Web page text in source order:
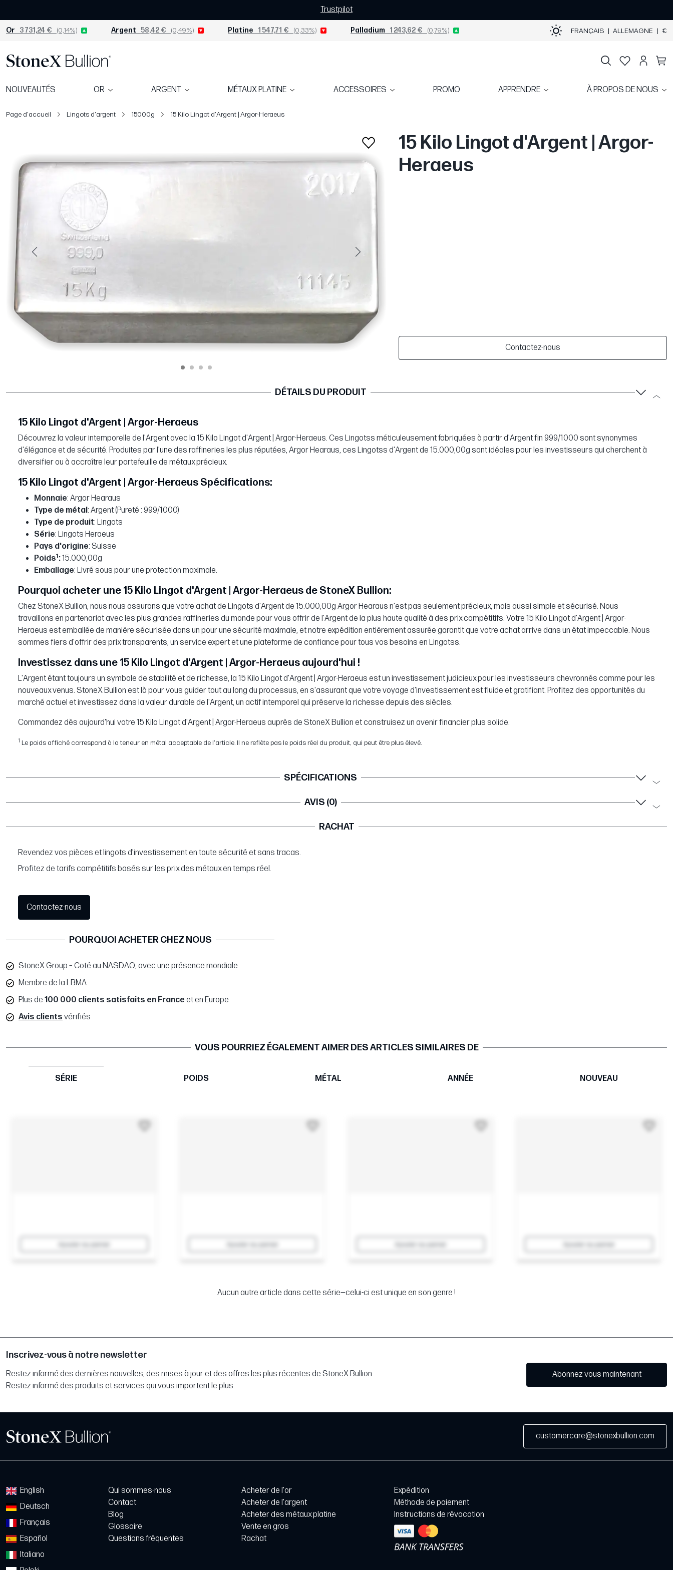
Trustpilot
Or 3 731,24 € (0,14%) Argent 58,42 € (0,49%) Platine 1 547,71 € (0,33%) Palladium 1 243,62 € (0,79%) FRANÇAIS | ALLEMAGNE | €
NOUVEAUTÉS OR ARGENT MÉTAUX PLATINE ACCESSOIRES PROMO APPRENDRE À PROPOS DE NOUS
Page d'accueil Lingots d'argent 15000g 15 Kilo Lingot d'Argent | Argor-Heraeus
Précédent Suivant
15 Kilo Lingot d'Argent | Argor-
Heraeus
Contactez-nous
DÉTAILS DU PRODUIT
15 Kilo Lingot d'Argent | Argor-Heraeus
Découvrez la valeur intemporelle de l'Argent avec la 15 Kilo Lingot d'Argent | Argor-Heraeus. Ces Lingotss méticuleusement fabriquées à partir d'Argent fin 999/1000 sont synonymes
d'élégance et de sécurité. Produites par l'une des raffineries les plus réputées, Argor Hearaus, ces Lingotss d'Argent de 15.000,00g sont idéales pour les investisseurs qui cherchent à
diversifier ou à accroître leur portefeuille de métaux précieux.
15 Kilo Lingot d'Argent | Argor-Heraeus Spécifications:
Monnaie: Argor Hearaus
Type de métal: Argent (Pureté : 999/1000)
Type de produit: Lingots
Série: Lingots Heraeus
Pays d'origine: Suisse
Poids1:15.000,00g
Emballage: Livré sous pour une protection maximale.
Pourquoi acheter une 15 Kilo Lingot d'Argent | Argor-Heraeus de StoneX Bullion:
Chez StoneX Bullion, nous nous assurons que votre achat de Lingots d'Argent de 15.000,00g Argor Hearaus n'est pas seulement précieux, mais aussi simple et sécurisé. Nous
travaillons en partenariat avec les plus grandes raffineries du monde pour vous offrir de l'Argent de la plus haute qualité à des prix compétitifs. Votre 15 Kilo Lingot d'Argent | Argor-
Heraeus est emballée de manière sécurisée dans un pour une sécurité maximale, et notre expédition entièrement assurée garantit que votre achat arrive dans un état impeccable. Nous
sommes fiers d'offrir des prix transparents, un service expert et une plateforme de confiance pour tous vos besoins en Lingotss.
Investissez dans une 15 Kilo Lingot d'Argent | Argor-Heraeus aujourd'hui !
L'Argent étant toujours un symbole de stabilité et de richesse, la 15 Kilo Lingot d'Argent | Argor-Heraeus est un investissement judicieux pour les investisseurs chevronnés comme pour les
nouveaux venus. StoneX Bullion est là pour vous guider tout au long du processus, en s'assurant que votre voyage d'investissement est fluide et gratifiant. Profitez des opportunités du
marché actuel et investissez dans la valeur durable de l'Argent, un actif intemporel qui préserve la richesse depuis des siècles.
Commandez dès aujourd'hui votre 15 Kilo Lingot d'Argent | Argor-Heraeus auprès de StoneX Bullion et construisez un avenir financier plus solide.
1 Le poids affiché correspond à la teneur en métal acceptable de l'article. Il ne reflète pas le poids réel du produit, qui peut être plus élevé.
SPÉCIFICATIONS
AVIS (0)
RACHAT
Revendez vos pièces et lingots d’investissement en toute sécurité et sans tracas.
Profitez de tarifs compétitifs basés sur les prix des métaux en temps réel.
Contactez-nous
POURQUOI ACHETER CHEZ NOUS
StoneX Group – Coté au NASDAQ, avec une présence mondiale
Membre de la LBMA
Plus de 100 000 clients satisfaits en France et en Europe
Avis clients vérifiés
VOUS POURRIEZ ÉGALEMENT AIMER DES ARTICLES SIMILAIRES DE
SÉRIE POIDS MÉTAL ANNÉE NOUVEAU
Aucun autre article dans cette série—celui-ci est unique en son genre !
Inscrivez-vous à notre newsletter
Restez informé des dernières nouvelles, des mises à jour et des offres les plus récentes de StoneX Bullion.
Restez informé des produits et services qui vous importent le plus.
Abonnez-vous maintenant
customercare@stonexbullion.com
English
Deutsch
Français
Español
Italiano
Qui sommes-nous
Contact
Blog
Glossaire
Questions fréquentes
Acheter de l'or
Acheter de l'argent
Acheter des métaux platine
Vente en gros
Rachat
Expédition
Méthode de paiement
Instructions de révocation